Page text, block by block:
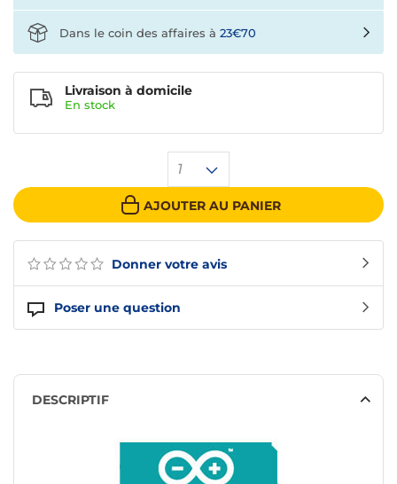
Donner votre avis
Poser une question
1
AJOUTER AU PANIER
Livraison à domicile
En stock
Dans le coin des affaires à 23€70
DESCRIPTIF